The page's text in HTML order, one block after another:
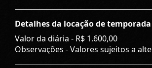
Detalhes da locação de temporada
Valor da diária - R$ 1.600,00
Observações - Valores sujeitos a